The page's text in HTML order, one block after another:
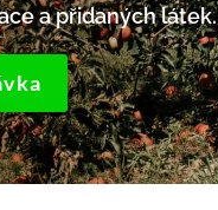
a přidaných látek.